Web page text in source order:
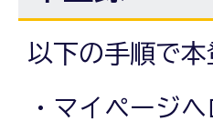
以下の手順で
・マイページ